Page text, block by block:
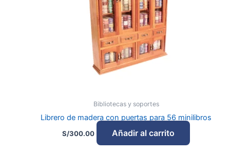
Bibliotecas y soportes
Librero de madera con puertas para 56 minilibros
S/300.00 Añadir al carrito